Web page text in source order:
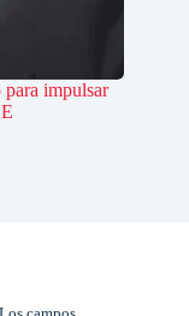
para impulsar